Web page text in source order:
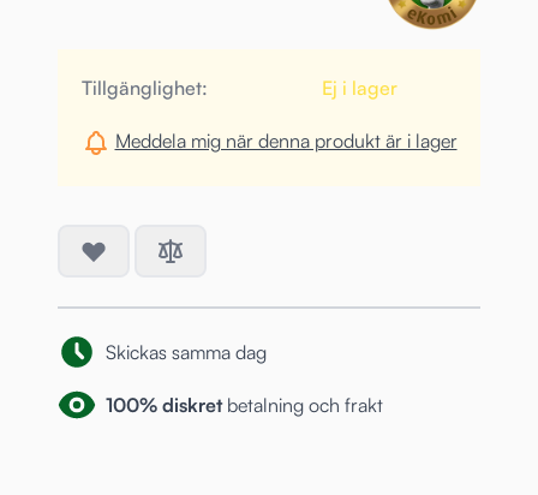
Tillgänglighet: Ej i lager
Meddela mig när denna produkt är i lager
Skickas samma dag
100% diskretbetalning och frakt